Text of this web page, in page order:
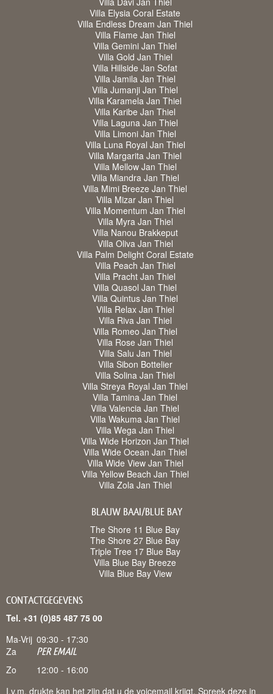
Villa Elysia Coral Estate
Villa Endless Dream Jan Thiel
Villa Flame Jan Thiel
Villa Gemini Jan Thiel
Villa Gold Jan Thiel
Villa Hillside Jan Sofat
Villa Jamila Jan Thiel
Villa Jumanji Jan Thiel
Villa Karamela Jan Thiel
Villa Karibe Jan Thiel
Villa Laguna Jan Thiel
Villa Limoni Jan Thiel
Villa Luna Royal Jan Thiel
Villa Margarita Jan Thiel
Villa Mellow Jan Thiel
Villa Miandra Jan Thiel
Villa Mimi Breeze Jan Thiel
Villa Mizar Jan Thiel
Villa Momentum Jan Thiel
Villa Myra Jan Thiel
Villa Nanou Brakkeput
Villa Oliva Jan Thiel
Villa Palm Delight Coral Estate
Villa Peach Jan Thiel
Villa Pracht Jan Thiel
Villa Quasol Jan Thiel
Villa Quintus Jan Thiel
Villa Relax Jan Thiel
Villa Riva Jan Thiel
Villa Romeo Jan Thiel
Villa Rose Jan Thiel
Villa Salu Jan Thiel
Villa Sibon Bottelier
Villa Solina Jan Thiel
Villa Streya Royal Jan Thiel
Villa Tamina Jan Thiel
Villa Valencia Jan Thiel
Villa Wakuma Jan Thiel
Villa Wega Jan Thiel
Villa Wide Horizon Jan Thiel
Villa Wide Ocean Jan Thiel
Villa Wide View Jan Thiel
Villa Yellow Beach Jan Thiel
Villa Zola Jan Thiel
BLAUW BAAI/BLUE BAY
The Shore 11 Blue Bay
The Shore 27 Blue Bay
Triple Tree 17 Blue Bay
Villa Blue Bay Breeze
Villa Blue Bay View
CONTACTGEGEVENS
Tel. +31 (0)85 487 75 00
Ma-Vrij 09:30 - 17:30
Za
PER EMAIL
Zo
12:00 - 16:00
I.v.m. drukte kan het zijn dat u de voicemail krijgt. Spreek deze in